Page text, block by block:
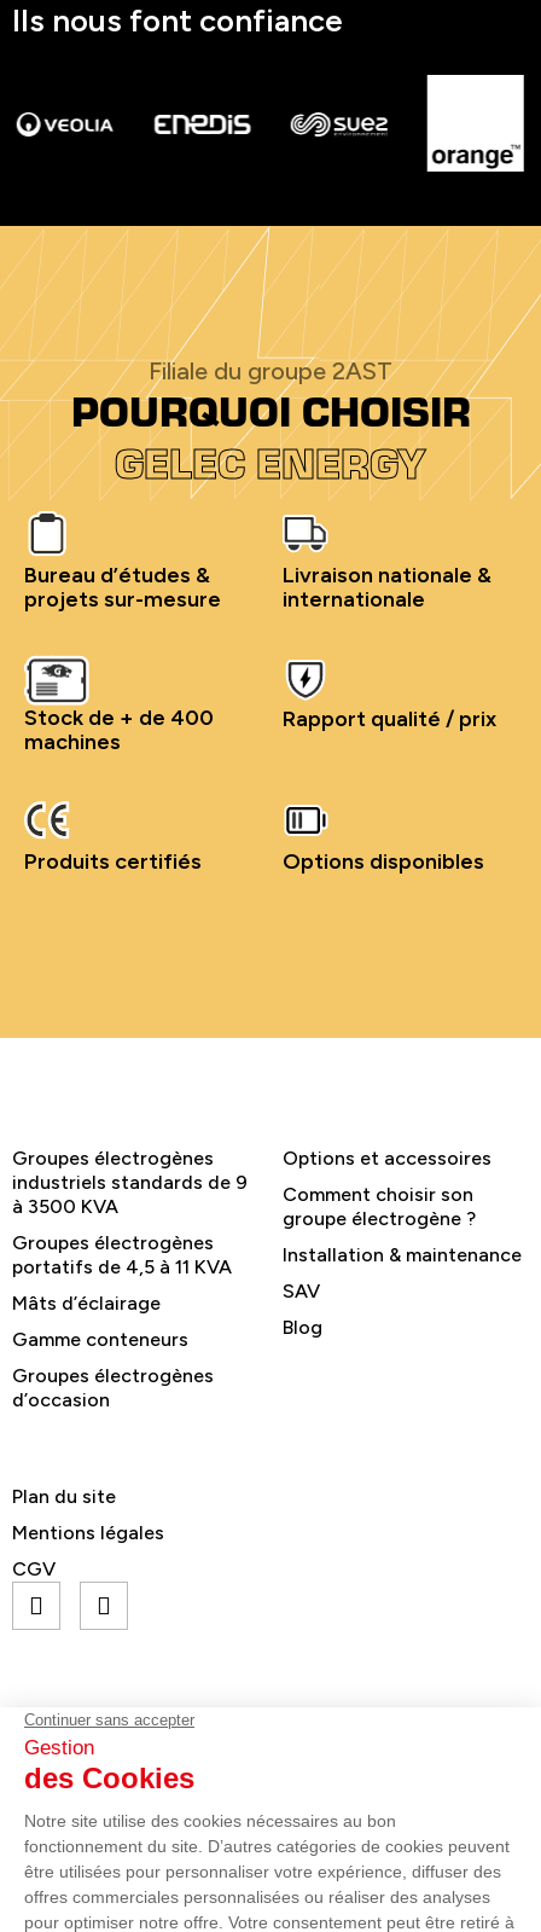
Ils nous font confiance
Filiale du groupe 2AST
POURQUOI CHOISIR
GELEC ENERGY
Bureau d’études &
projets sur-mesure
Livraison nationale &
internationale
Stock de + de 400
machines
Rapport qualité / prix
Produits certifiés Options disponibles
Groupes électrogènes
industriels standards de 9
à 3500 KVA
Groupes électrogènes
portatifs de 4,5 à 11 KVA
Mâts d’éclairage
Gamme conteneurs
Groupes électrogènes
d’occasion
Options et accessoires
Comment choisir son
groupe électrogène ?
Installation & maintenance
SAV
Blog
Plan du site
Mentions légales
CGV
© GELEC Energy - Tous droits réservés
contact@gelecenergy.com
02 96 70 75 75